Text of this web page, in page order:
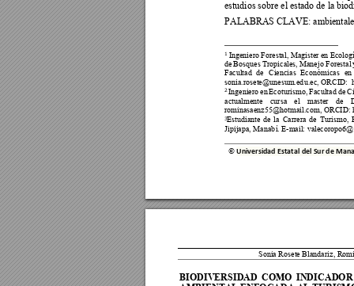
© Universidad Estatal del Sur de M
estudios sobre el estado de la
PALABRAS CLAVE:
1 Ingeniero Forestal, Magister en
de Bosques Tropicales, Manejo Forestal
Facultad de Ciencias Económicas en
sonia.rosete@unesum.edu.ec, ORCID:
2 Ingeniero en Ecoturismo, Facultad de
actualmente
cursa el master de
rominasaenz55@hotmail.com, ORCID:
3Estudiante de la Carrera de Turismo,
Jipijapa, Manabí. E-mail: valeco
Sonia Rosete Blandariz,
BIODIVERSIDAD COMO INDICADOR